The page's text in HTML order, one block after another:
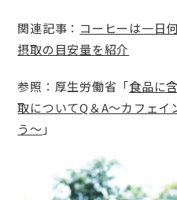
関連記事： コーヒーは一日
摂取の目安量を紹介
参照：厚生労働省「食品に
取についてQ＆A～カフェイ
う～ 」